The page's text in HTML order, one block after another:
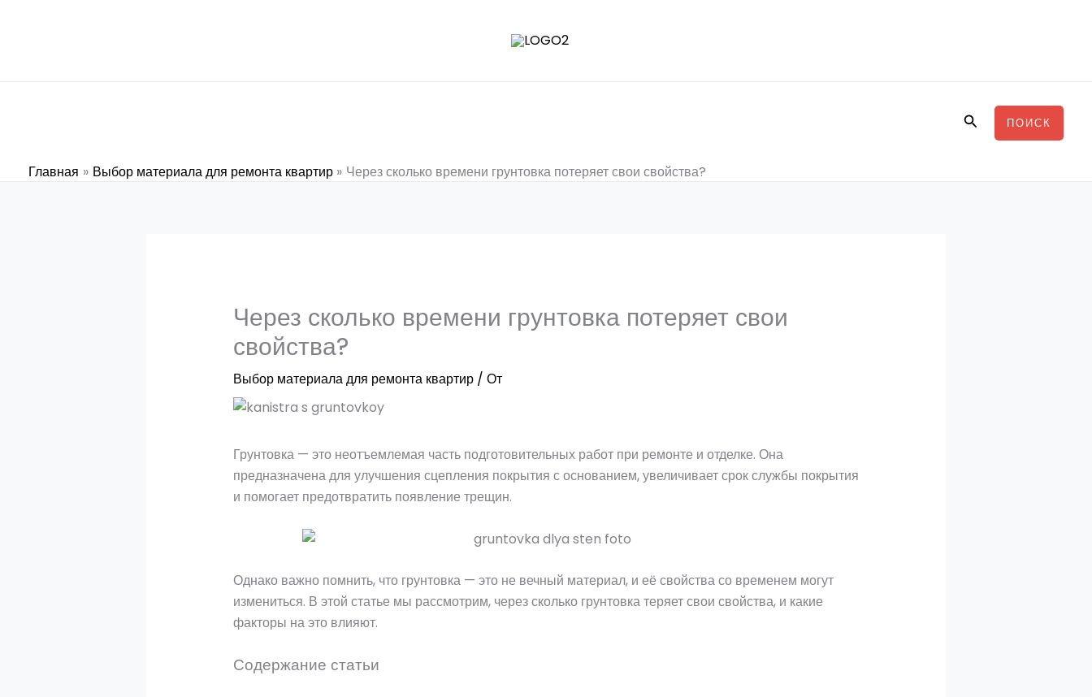
Поиск ПОИСК
Главная Выбор материала для ремонта квартир Через сколько времени грунтовка потеряет свои свойства?
Через сколько времени грунтовка потеряет свои
свойства?
Выбор материала для ремонта квартир/ От
Грунтовка — это неотъемлемая часть подготовительных работ при ремонте и отделке. Она
предназначена для улучшения сцепления покрытия с основанием, увеличивает срок службы покрытия
и помогает предотвратить появление трещин.
Однако важно помнить, что грунтовка — это не вечный материал, и её свойства со временем могут
измениться. В этой статье мы рассмотрим, через сколько грунтовка теряет свои свойства, и какие
факторы на это влияют.
Содержание статьи